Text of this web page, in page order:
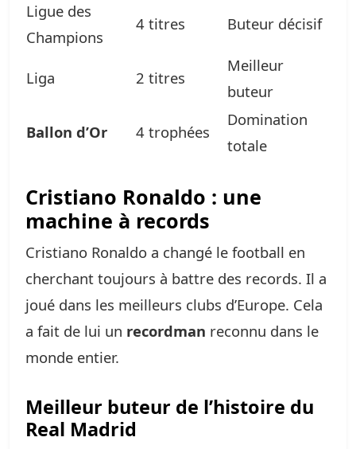
Ligue des
Champions
4 titres Buteur décisif
Liga 2 titres
Meilleur
buteur
Ballon d’Or 4 trophées
Domination
totale
Cristiano Ronaldo : une
machine à records
Cristiano Ronaldo a changé le football en
cherchant toujours à battre des records. Il a
joué dans les meilleurs clubs d’Europe. Cela
a fait de lui un recordman reconnu dans le
monde entier.
Meilleur buteur de l’histoire du
Real Madrid